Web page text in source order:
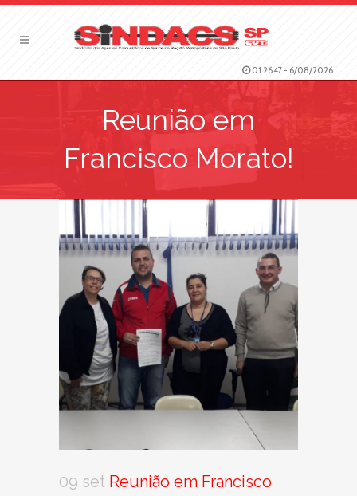
01:26:48 - 6/08/2026
Reunião em
Francisco Morato!
09 set Reunião em Francisco